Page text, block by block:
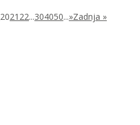
2021 22...304050...»Zadnja »